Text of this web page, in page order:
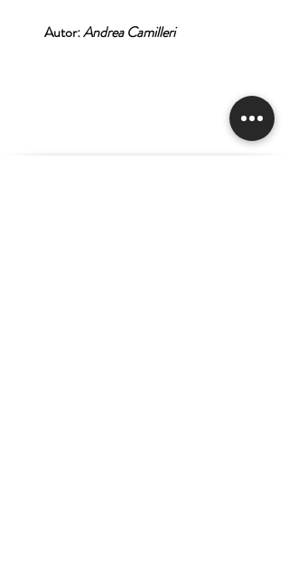
Autor:Andrea Camilleri